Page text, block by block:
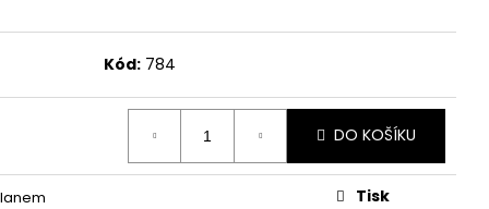
Kód: 784
DO KOŠÍKU
Tisk
Následující
// FUCHSIA ~